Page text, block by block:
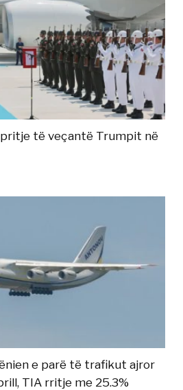
pritje të veçantë Trumpit në
e parë të trafikut ajror
TIA rritje me 25.3%